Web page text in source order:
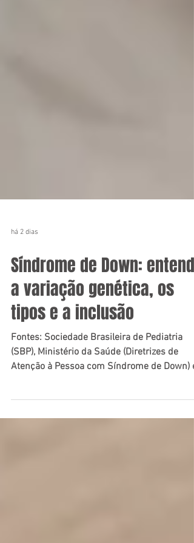
há 2 dias
Síndrome de Down: entenda
a variação genética, os
tipos e a inclusão
Fontes: Sociedade Brasileira de Pediatria
Atenção à Pessoa com Síndrome de Down) e
National Down Syndrome Society (NDSS).